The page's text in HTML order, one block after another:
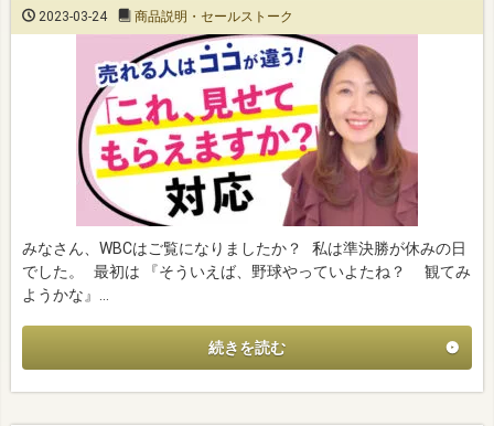
2023-03-24 商品説明・セールストーク
みなさん、WBCはご覧になりましたか？ 私は準決勝が休みの日
でした。 最初は 『そういえば、野球やっていよたね？ 観てみ
ようかな』…
続きを読む